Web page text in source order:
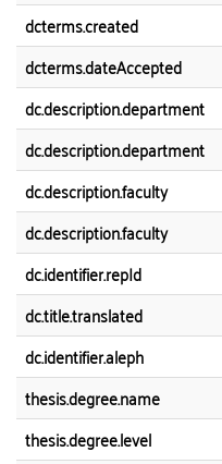
dcterms.created
dcterms.dateAccepted
dc.description.department
dc.description.department
dc.description.faculty
dc.description.faculty
dc.identifier.repId
dc.title.translated
dc.identifier.aleph
thesis.degree.name
thesis.degree.level